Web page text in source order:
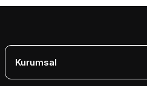
Kurumsal